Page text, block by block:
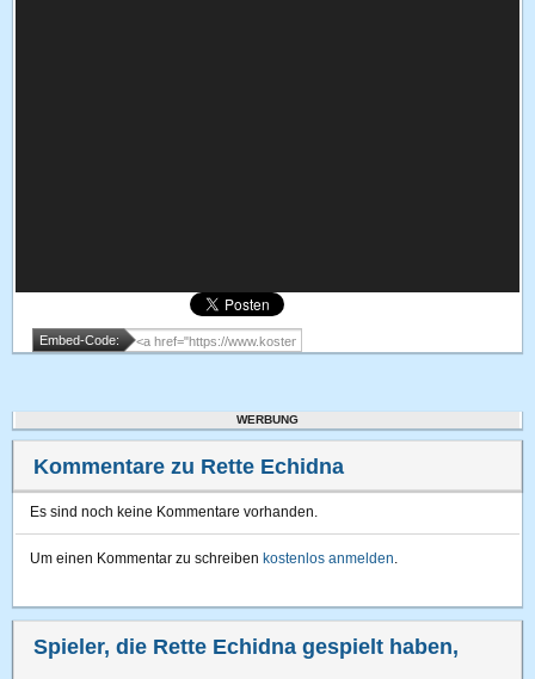
Embed-Code:
WERBUNG
Kommentare zu Rette Echidna
Es sind noch keine Kommentare vorhanden.
Um einen Kommentar zu schreiben kostenlos anmelden.
Spieler, die Rette Echidna gespielt haben,